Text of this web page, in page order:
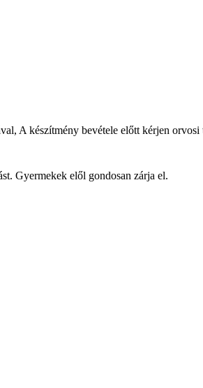
A készítmény bevétele előtt kérjen
Gyermekek elől gondosan zárja el.